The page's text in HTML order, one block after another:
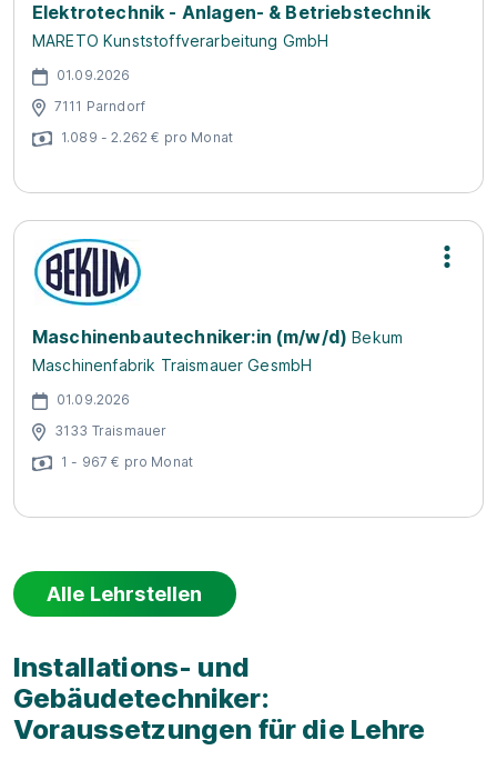
Elektrotechnik - Anlagen- & Betriebstechnik
MARETO Kunststoffverarbeitung GmbH
01.09.2026
7111 Parndorf
1.089 - 2.262 € pro Monat
Maschinenbautechniker:in (m/w/d) Bekum
Maschinenfabrik Traismauer GesmbH
01.09.2026
3133 Traismauer
1 - 967 € pro Monat
Alle Lehrstellen
Installations- und
Gebäudetechniker:
Voraussetzungen für die Lehre